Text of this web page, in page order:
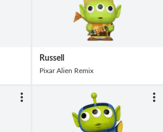
Russell
Pixar Alien Remix